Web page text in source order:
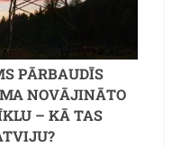
PĀRBAUDĪS
NOVĀJINĀTO
– KĀ TAS